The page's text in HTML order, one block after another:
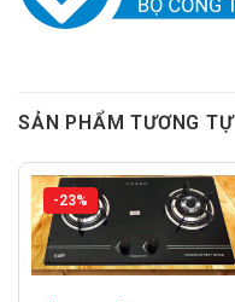
SẢN PHẨM TƯƠNG TỰ
-23%